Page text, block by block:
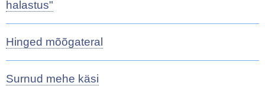
halastus"
Hinged mõõgateral
Surnud mehe käsi